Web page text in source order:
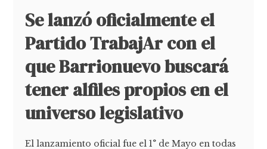
Se lanzó oficialmente el
Partido TrabajAr con el
que Barrionuevo buscará
tener alfiles propios en el
universo legislativo
El lanzamiento oficial fue el 1° de Mayo en todas